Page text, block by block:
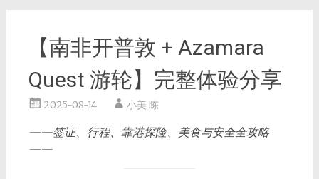
【南非开普敦 + Azamara
Quest 游轮】完整体验分享
2025-08-14 小美 陈
——签证、行程、靠港探险、美食与安全全攻略
——